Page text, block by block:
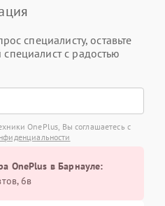
специалисту, оставьте
с радостью
OnePlus, Вы соглашаетесь с
OnePlus в Барнауле:
6в